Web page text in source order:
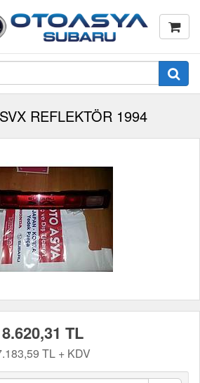
REFLEKTÖR 1994
8.620,31 TL
TL + KDV